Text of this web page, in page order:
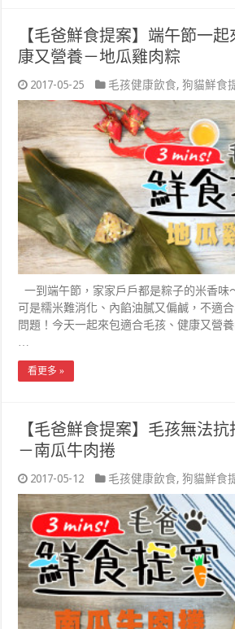
【毛爸鮮食提案】端午節一
康又營養－地瓜雞肉粽
2017-05-25 毛孩健康飲食,狗貓鮮食
一到端午節，家家戶戶都是粽子的米香味
可是糯米難消化、內餡油膩又偏鹹，不適
問題！今天一起來包適合毛孩、健康又營
…
看更多 »
【毛爸鮮食提案】毛孩無法
－南瓜牛肉捲
2017-05-12 毛孩健康飲食,狗貓鮮食